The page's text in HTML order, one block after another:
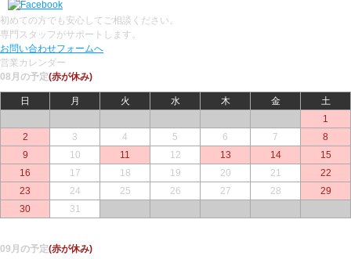
初めての方でも安心してご相談ください。
専門スタッフがサポートします。
お問い合わせフォームへ
営業カレンダー
08月の予定(赤が休み)
日 月 火 水 木 金
土
1
2
3 4 5 6 7
8
9
10 11 12 13 14
15
16
17 18 19 20 21
22
23
24 25 26 27 28
29
30
31
09月の予定(赤が休み)